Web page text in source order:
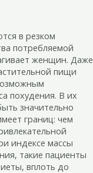
в резком
потребляемой
женщин. Даже
пищи
похудения. В их
значительно
границ: чем
индексе массы
такие пациенты
вплоть до